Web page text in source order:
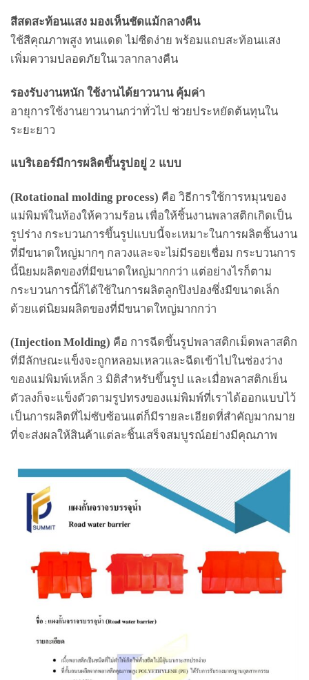
สีสดสะท้อนแสง มองเห็นชัดแม้กลางคืน
ใช้สีคุณภาพสูง ทนแดด ไม่ซีดง่าย พร้อมแถบสะท้อนแสง
เพิ่มความปลอดภัยในเวลากลางคืน
รองรับงานหนัก ใช้งานได้ยาวนาน คุ้มค่า
อายุการใช้งานยาวนานกว่าทั่วไป ช่วยประหยัดต้นทุนใน
ระยะยาว
แบริเออร์มีการผลิตขึ้นรูปอยู่ 2 แบบ
(Rotational molding process) คือ วิธีการใช้การหมุนของ
แม่พิมพ์ในห้องให้ความร้อน เพื่อให้ชิ้นงานพลาสติกเกิดเป็น
รูปร่าง กระบวนการขึ้นรูปแบบนี้จะเหมาะในการผลิตชิ้นงาน
ที่มีขนาดใหญ่มากๆ กลวงและจะไม่มีรอยเชื่อม กระบวนการ
นี้นิยมผลิตของที่มีขนาดใหญ่มากกว่า แต่อย่างไรก็ตาม
กระบวนการนี้ก็ได้ใช้ในการผลิตลูกปิงปองซึ่งมีขนาดเล็ก
ด้วยแต่นิยมผลิตของที่มีขนาดใหญ่มากกว่า
(Injection Molding) คือ การฉีดขึ้นรูปพลาสติกเม็ดพลาสติก
ที่มีลักษณะแข็งจะถูกหลอมเหลวและฉีดเข้าไปในช่องว่าง
ของแม่พิมพ์เหล็ก 3 มิติสำหรับขึ้นรูป และเมื่อพลาสติกเย็น
ตัวลงก็จะแข็งตัวตามรูปทรงของแม่พิมพ์ที่เราได้ออกแบบไว้
เป็นการผลิตที่ไม่ซับซ้อนแต่ก็มีรายละเอียดที่สำคัญมากมาย
ที่จะส่งผลให้สินค้าแต่ละชิ้นเสร็จสมบูรณ์อย่างมีคุณภาพ